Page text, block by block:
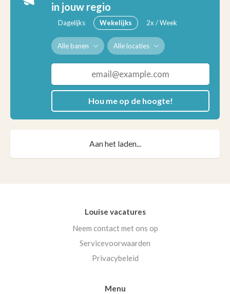
in jouw regio
Dagelijks Wekelijks 2x / Week
Alle banen Alle locaties
Hou me op de hoogte!
Aan het laden...
Louise vacatures
Neem contact met ons op
Servicevoorwaarden
Privacybeleid
Menu